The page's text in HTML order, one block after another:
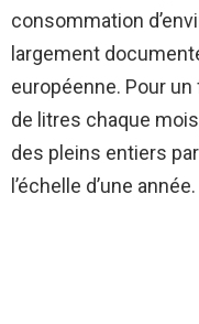
consommation
largement
européenne. Pour
de litres chaque
des pleins entiers
l’échelle d’une année.